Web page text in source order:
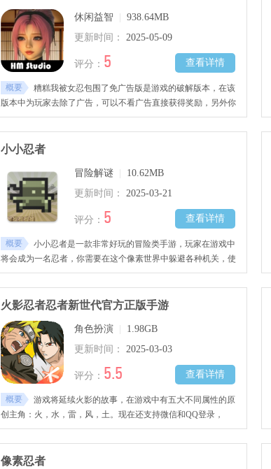
休闲益智
938.64MB
更新时间：
2025-05-09
查看详情
评分： 5
概要
糟糕我被女忍包围了免广告版是游戏的破解版本，在该
版本中为玩家去除了广告，可以不看广告直接获得奖励，另外你
还将拥有用不完的货币。这是一款视频互动游戏，在游戏中穿越
来到忍者村。
小小忍者
冒险解谜
10.62MB
更新时间：
2025-03-21
查看详情
评分： 5
概要
小小忍者是一款非常好玩的冒险类手游，玩家在游戏中
将会成为一名忍者，你需要在这个像素世界中躲避各种机关，使
用飞镖来击杀敌人从而闯关，游戏虽然画质不精美，但是其操作
简单，关卡丰富。
火影忍者忍者新世代官方正版手游
角色扮演
1.98GB
更新时间：
2025-03-03
查看详情
评分： 5.5
概要
游戏将延续火影的故事，在游戏中有五大不同属性的原
创主角：火，水，雷，风，土。现在还支持微信和QQ登录，
IOS和安卓数据互通，快来下载火影忍者忍者新世代官方正版手
游试试吧！
像素忍者